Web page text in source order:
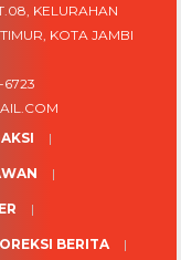
KELURAHAN
KOTA JAMBI
BERITA